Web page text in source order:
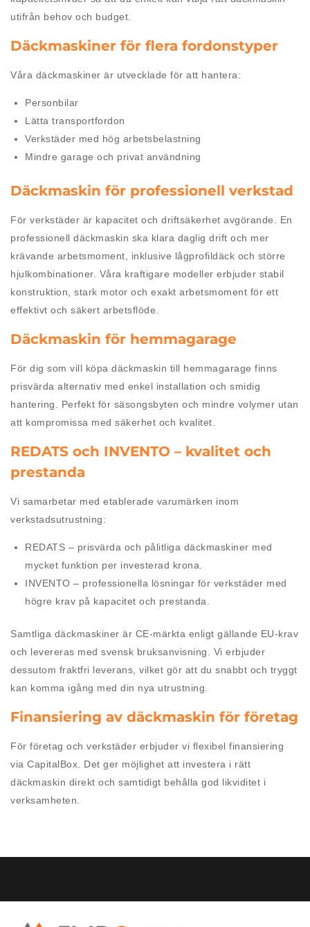
utifrån behov och budget.
Däckmaskiner för flera fordonstyper
Våra däckmaskiner är utvecklade för att hantera:
Personbilar
Lätta transportfordon
Verkstäder med hög arbetsbelastning
Mindre garage och privat användning
Däckmaskin för professionell verkstad
För verkstäder är kapacitet och driftsäkerhet avgörande. En
professionell däckmaskin ska klara daglig drift och mer
krävande arbetsmoment, inklusive lågprofildäck och större
hjulkombinationer. Våra kraftigare modeller erbjuder stabil
konstruktion, stark motor och exakt arbetsmoment för ett
effektivt och säkert arbetsflöde.
Däckmaskin för hemmagarage
För dig som vill köpa däckmaskin till hemmagarage finns
prisvärda alternativ med enkel installation och smidig
hantering. Perfekt för säsongsbyten och mindre volymer utan
att kompromissa med säkerhet och kvalitet.
REDATS och INVENTO – kvalitet och
prestanda
Vi samarbetar med etablerade varumärken inom
verkstadsutrustning:
REDATS – prisvärda och pålitliga däckmaskiner med
mycket funktion per investerad krona.
INVENTO – professionella lösningar för verkstäder med
högre krav på kapacitet och prestanda.
Samtliga däckmaskiner är CE-märkta enligt gällande EU-krav
och levereras med svensk bruksanvisning. Vi erbjuder
dessutom fraktfri leverans, vilket gör att du snabbt och tryggt
kan komma igång med din nya utrustning.
Finansiering av däckmaskin för företag
För företag och verkstäder erbjuder vi flexibel finansiering
via CapitalBox. Det ger möjlighet att investera i rätt
däckmaskin direkt och samtidigt behålla god likviditet i
verksamheten.